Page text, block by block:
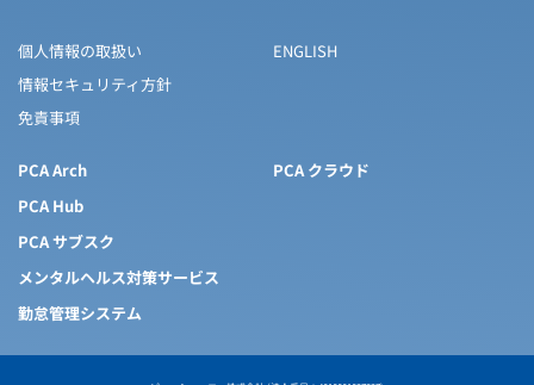
個人情報の取扱い
情報セキュリティ方針
免責事項
ENGLISH
PCA Arch
PCA Hub
PCA サブスク
メンタルヘルス対策サービス
勤怠管理システム
PCA クラウド